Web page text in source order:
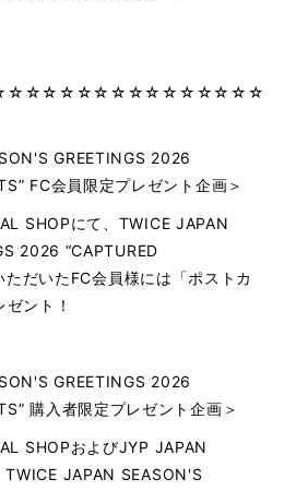
GREETINGS 2026
FC会員限定プレゼント企画＞
SHOPにて、TWICE JAPAN
2026 “CAPTURED
だいたFC会員様には「ポストカ
ント！
GREETINGS 2026
購入者限定プレゼント企画＞
SHOPおよびJYP JAPAN
JAPAN SEASON'S